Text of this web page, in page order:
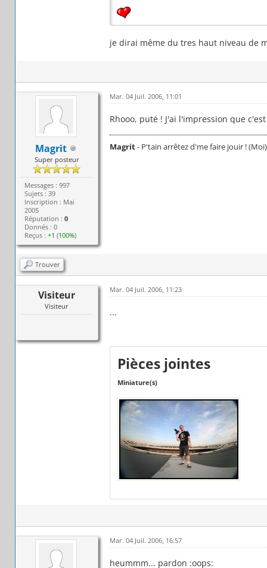
je dirai même du tres haut niveau de
Magrit
Super posteur
Messages : 997
Sujets : 39
Inscription : Mai
2005
Réputation :0
Donnés : 0
Reçus :+1 (100%)
Mar. 04 Juil. 2006, 11:01
Rhooo, puté ! J'ai l'impression que
Magrit- P'tain arrêtez d'me faire jouir ! (Moi)
Trouver
Visiteur
Visiteur
Mar. 04 Juil. 2006, 11:23
...
Pièces jointes
Miniature(s)
Mar. 04 Juil. 2006, 16:57
heummm... pardon :oops: